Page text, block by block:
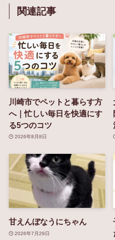
関連記事
川崎市でペットと暮らす方
へ｜忙しい毎日を快適にす
る5つのコツ
2026年8月8日
甘えんぼなうにちゃん
2026年7月29日